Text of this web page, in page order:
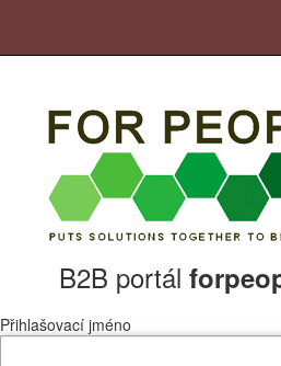
B2B portál
Přihlašovací jméno